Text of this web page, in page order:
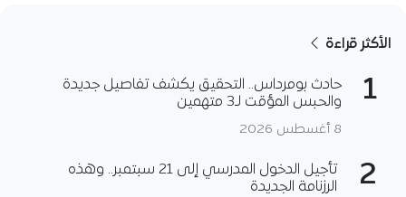
الأكثر قراءة
1
حادث بومرداس.. التحقيق يكشف تفاصيل جديدة
والحبس المؤقت لـ3 متهمين
8 أغسطس 2026
2
تأجيل الدخول المدرسي إلى 21 سبتمبر.. وهذه
الرزنامة الجديدة